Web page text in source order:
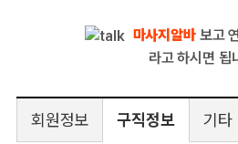
마사지알바보고
라고 하시면 됩
회원정보 구직정보 기타